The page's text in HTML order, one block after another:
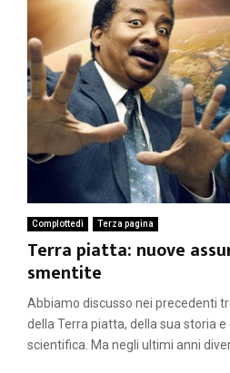
Complottedì Terza pagina
Terra piatta: nuove
smentite
Abbiamo discusso nei precedenti
della Terra piatta, della sua storia
scientifica. Ma negli ultimi anni